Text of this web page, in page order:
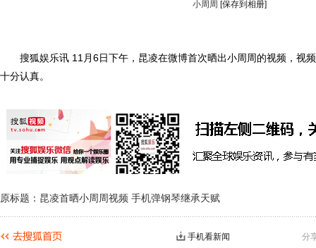
小周周 [保存到相册]
搜狐娱乐讯 11月6日下午，昆凌在微博首次晒出小周周的视频，视
十分认真。
原标题：昆凌首晒小周周视频 手机弹钢琴继承天赋
分
手机看新闻